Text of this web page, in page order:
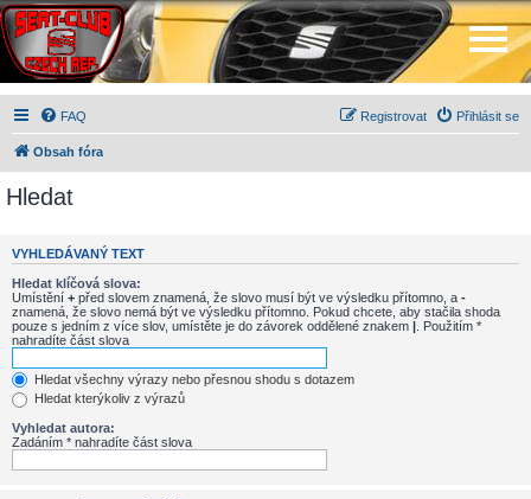
FAQ Přihlásit se
Registrovat
Obsah fóra
Hledat
VYHLEDÁVANÝ TEXT
Hledat klíčová slova:
Umístění + před slovem znamená, že slovo musí být ve výsledku přítomno, a -
znamená, že slovo nemá být ve výsledku přítomno. Pokud chcete, aby stačila shoda
pouze s jedním z více slov, umístěte je do závorek oddělené znakem | . Použitím *
nahradíte část slova
Hledat všechny výrazy nebo přesnou shodu s dotazem
Hledat kterýkoliv z výrazů
Vyhledat autora:
Zadáním * nahradíte část slova